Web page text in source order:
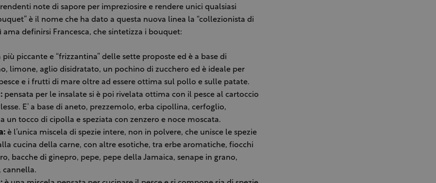
note di sapore per impreziosire e rendere unici qualsiasi
è il nome che ha dato a questa nuova linea la “collezionista di
ama definirsi Francesca, che sintetizza i bouquet:
più piccante e “frizzantina” delle sette proposte ed è a base di
limone, aglio disidratato, un pochino di zucchero ed è ideale per
e i frutti di mare oltre ad essere ottima sul pollo e sulle patate.
pensata per le insalate si è poi rivelata ottima con il pesce al cartoccio
E’ a base di aneto, prezzemolo, erba cipollina, cerfoglio,
un tocco di cipolla e speziata con zenzero e noce moscata.
è l’unica miscela di spezie intere, non in polvere, che unisce le spezie
cucina della carne, con altre esotiche, tra erbe aromatiche, fiocchi
bacche di ginepro, pepe, pepe della Jamaica, senape in grano,
cannella.